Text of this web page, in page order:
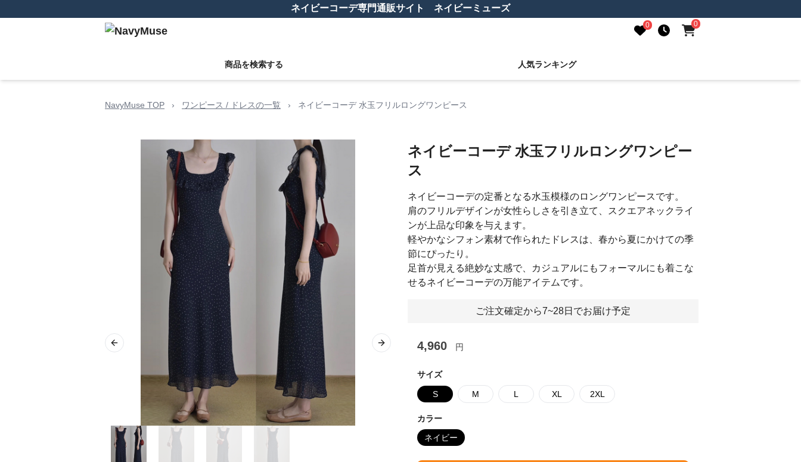
ネイビーコーデ専門通販サイト ネイビーミューズ
0 0
商品を検索する 人気ランキング
NavyMuse TOP › ワンピース / ドレスの一覧 › ネイビーコーデ 水玉フリルロングワンピース
Previous slide Next slide
ネイビーコーデ 水玉フリルロングワンピー
ス
ネイビーコーデの定番となる水玉模様のロングワンピースです。
肩のフリルデザインが女性らしさを引き立て、スクエアネックライ
ンが上品な印象を与えます。
軽やかなシフォン素材で作られたドレスは、春から夏にかけての季
節にぴったり。
足首が見える絶妙な丈感で、カジュアルにもフォーマルにも着こな
せるネイビーコーデの万能アイテムです。
ご注文確定から7~28日でお届け予定
4,960 円
サイズ
S M L XL 2XL
カラー
ネイビー